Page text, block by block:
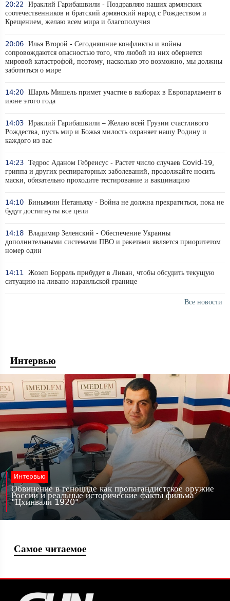
20:22 Ираклий Гарибашвили - Поздравляю наших армянских
соотечественников и братский армянский народ с Рождеством и
Крещением, желаю всем мира и благополучия
20:06 Илья Второй - Сегодняшние конфликты и войны
сопровождаются опасностью того, что любой из них обернется
мировой катастрофой, поэтому, насколько это возможно, мы должны
заботиться о мире
14:20 Шарль Мишель примет участие в выборах в Европарламент в
июне этого года
14:03 Ираклий Гарибашвили – Желаю всей Грузии счастливого
Рождества, пусть мир и Божья милость охраняет нашу Родину и
каждого из вас
14:23 Тедрос Аданом Гебреисус - Растет число случаев Covid-19,
гриппа и других респираторных заболеваний, продолжайте носить
маски, обязательно проходите тестирование и вакцинацию
14:10 Биньямин Нетаньяху - Война не должна прекратиться, пока не
будут достигнуты все цели
14:18 Владимир Зеленский - Обеспечение Украины
дополнительными системами ПВО и ракетами является приоритетом
номер один
14:11 Жозеп Боррель прибудет в Ливан, чтобы обсудить текущую
ситуацию на ливано-израильской границе
Все новости
Интервью
Интервью
Обвинение в геноциде как пропагандистское оружие
России и реальные исторические факты фильма
"Цхинвали 1920"
Самое читаемое